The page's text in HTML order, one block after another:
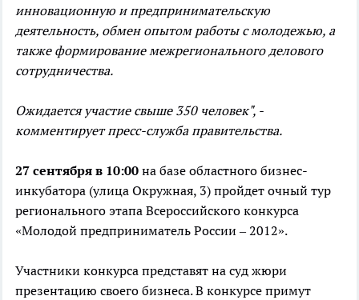
инновационную и предпринимательскую
деятельность, обмен опытом работы с молодежью, а
также формирование межрегионального делового
сотрудничества.
Ожидается участие свыше 350 человек", -
комментирует пресс-служба правительства.
27 сентября в 10:00 на базе областного бизнес-
инкубатора (улица Окружная, 3) пройдет очный тур
регионального этапа Всероссийского конкурса
«Молодой предприниматель России – 2012».
Участники конкурса представят на суд жюри
презентацию своего бизнеса. В конкурсе примут